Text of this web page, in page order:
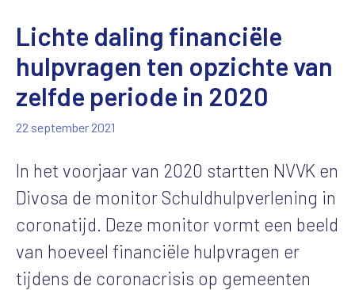
Lichte daling financiële
hulpvragen ten opzichte van
zelfde periode in 2020
22 september 2021
In het voorjaar van 2020 startten NVVK en
Divosa de monitor Schuldhulpverlening in
coronatijd. Deze monitor vormt een beeld
van hoeveel financiële hulpvragen er
tijdens de coronacrisis op gemeenten